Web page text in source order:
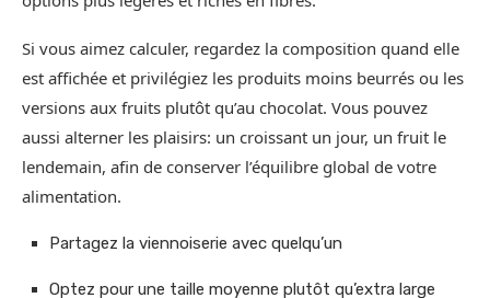
Si vous aimez calculer, regardez la composition quand elle
est affichée et privilégiez les produits moins beurrés ou les
versions aux fruits plutôt qu’au chocolat. Vous pouvez
aussi alterner les plaisirs: un croissant un jour, un fruit le
lendemain, afin de conserver l’équilibre global de votre
alimentation.
Partagez la viennoiserie avec quelqu’un
Optez pour une taille moyenne plutôt qu’extra large